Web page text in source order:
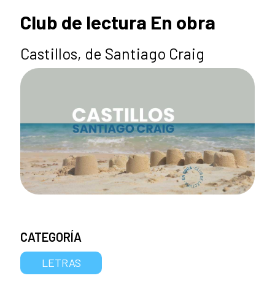
Club de lectura En obra
Castillos, de Santiago Craig
CATEGORÍA
LETRAS